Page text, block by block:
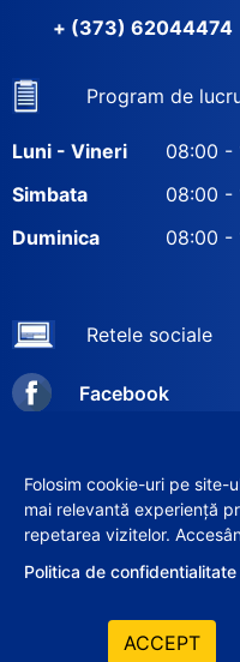
+ (373) 62044474
Program de
Luni - Vineri
08:00 -
Simbata
08:00 -
Duminica
08:00 -
Retele sociale
Facebook
© 2012–2026
Folosim cookie-uri pe site-
mai relevantă experiență
repetarea vizitelor.
Politica de confidentialitate
ACCEPT